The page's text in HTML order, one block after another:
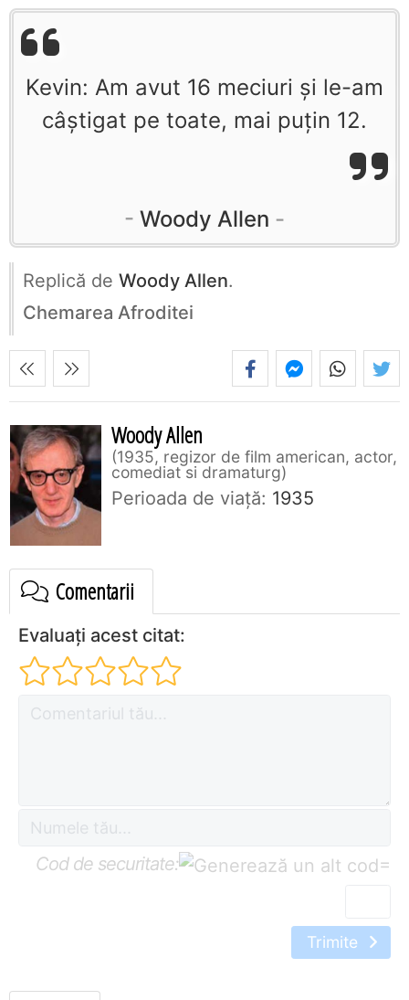
Kevin: Am avut 16 meciuri şi le-am
câştigat pe toate, mai puţin 12.
Woody Allen
Replică de Woody Allen.
Chemarea Afroditei
Woody Allen
1935, regizor de film american, actor,
comediat si dramaturg
Perioada de viaţă: 1935
Comentarii
Evaluați acest citat:
Cod de securitate: =
Trimite